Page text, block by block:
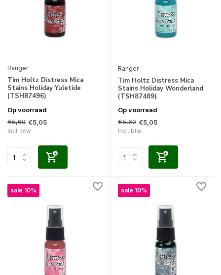
Ranger
Tim Holtz Distress Mica
Stains Holiday Yuletide
(TSH87496)
Op voorraad
€5,60 €5,05
Incl. btw
Ranger
Tim Holtz Distress Mica
Stains Holiday Wonderland
(TSH87489)
Op voorraad
€5,60 €5,05
Incl. btw
sale 10% sale 10%